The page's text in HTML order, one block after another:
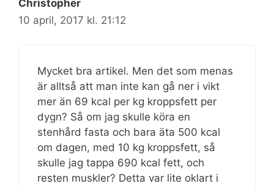
Christopher
10 april, 2017 kl. 21:12
Mycket bra artikel. Men det som menas
är alltså att man inte kan gå ner i vikt
mer än 69 kcal per kg kroppsfett per
dygn? Så om jag skulle köra en
stenhård fasta och bara äta 500 kcal
om dagen, med 10 kg kroppsfett, så
skulle jag tappa 690 kcal fett, och
resten muskler? Detta var lite oklart i